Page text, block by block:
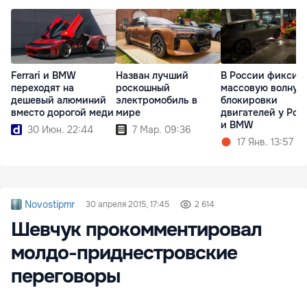
Ferrari и BMW
переходят на
дешевый алюминий
вместо дорогой меди
30 Июн. 22:44
Назван лучший
роскошный
электромобиль в
мире
7 Мар. 09:36
В России
массовую волну
блокировки
двигателей у
и BMW
17 Янв. 13:57
Novostipmr 30 апреля 2015, 17:45 2 614
Шевчук прокомментировал
молдо-приднестровские
переговоры